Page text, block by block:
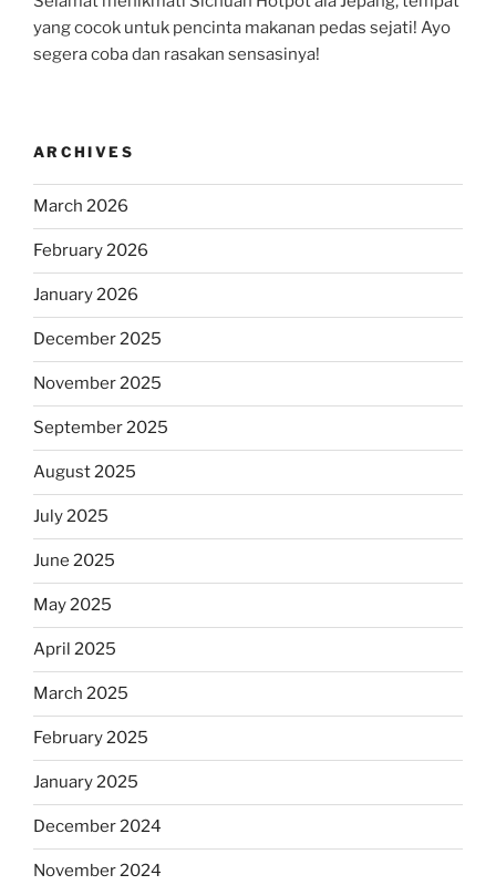
yang cocok untuk pencinta makanan pedas sejati! Ayo
segera coba dan rasakan sensasinya!
ARCHIVES
March 2026
February 2026
January 2026
December 2025
November 2025
September 2025
August 2025
July 2025
June 2025
May 2025
April 2025
March 2025
February 2025
January 2025
December 2024
November 2024